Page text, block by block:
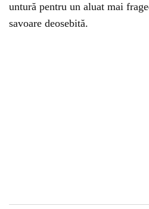
untură pentru un aluat mai
savoare deosebită.